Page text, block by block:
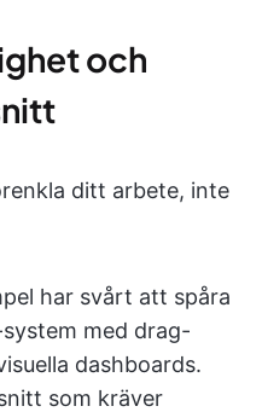
och
ditt arbete, inte
har svårt att spåra
med drag-
dashboards.
som kräver